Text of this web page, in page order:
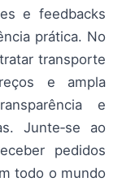
e feedbacks
prática. No
transporte
e ampla
e
Junte‑se ao
pedidos
todo o mundo